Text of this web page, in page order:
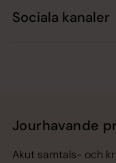
Sociala kanaler
Jourhavande
Akut samtals- och